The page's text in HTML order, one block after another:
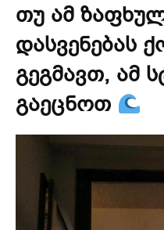
თუ ამ
დასვენებას
გეგმავთ, ამ
გაეცნოთ